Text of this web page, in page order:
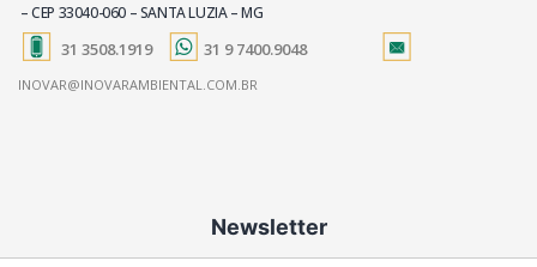
– CEP 33040-060 – SANTA LUZIA – MG
31 3508.1919 31 9 7400.9048
INOVAR@INOVARAMBIENTAL.COM.BR
Newsletter